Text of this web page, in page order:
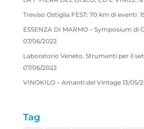
Treviso Ostiglia FEST: 70 km di eventi
ESSENZA DI MARMO – Symposium di
07/06/2022
Laboratorio Veneto. Strumenti per il
07/06/2022
VINOKILO – Amanti del Vintage 13/05/
Tag